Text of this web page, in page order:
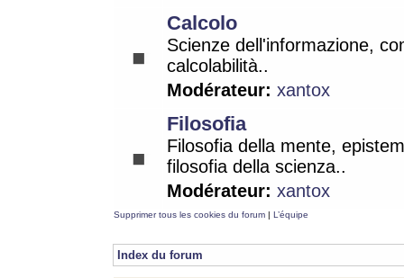
Calcolo
Scienze dell'informazione,
calcolabilità..
Modérateur: xantox
Filosofia
Filosofia della mente,
filosofia della scienza..
Modérateur: xantox
Supprimer tous les cookies du forum | L’équipe
Index du forum